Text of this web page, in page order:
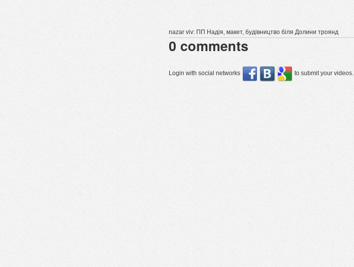
nazar viv: ПП Надія, макет, будівництво біля Долини троянд
0 comments
Login with social networks to submit your videos.